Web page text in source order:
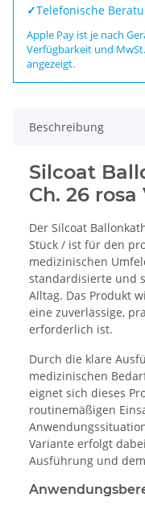
✓Telefonische
Apple Pay ist je nach
Verfügbarkeit und
angezeigt.
Beschreibung
Silcoat
Ch. 26 rosa
Der Silcoat
Stück / ist für den
medizinischen
standardisierte und
Alltag. Das Produkt
eine zuverlässige,
erforderlich ist.
Durch die klare
medizinischen
eignet sich dieses
routinemäßigen
Variante erfolgt
Ausführung und